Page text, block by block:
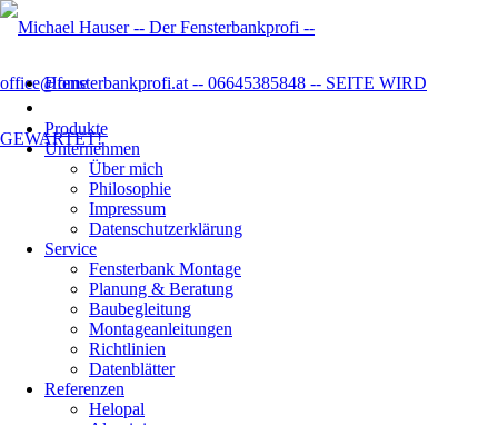
Home
Produkte
Unternehmen
Über mich
Philosophie
Impressum
Datenschutzer­klärung
Service
Fensterbank Montage
Planung & Beratung
Baubegleitung
Montageanleitungen
Richtlinien
Datenblätter
Referenzen
Helopal